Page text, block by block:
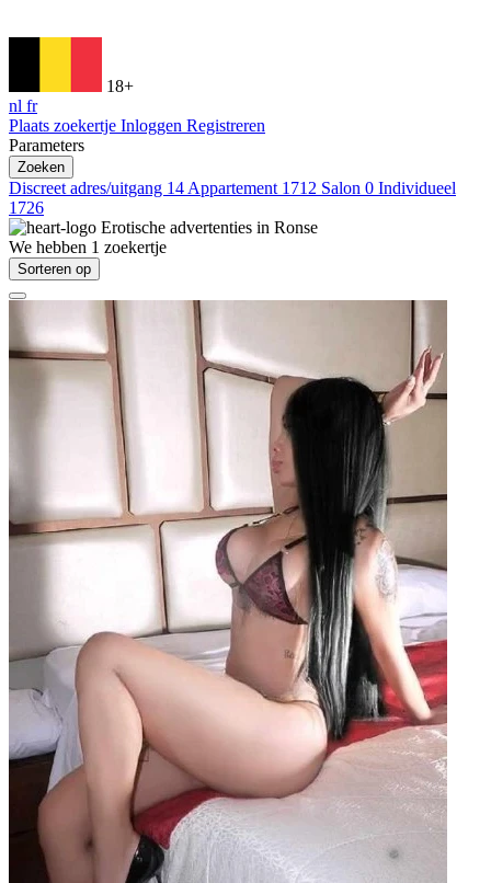
18+
nl fr
Plaats zoekertje Inloggen Registreren
Parameters
Zoeken
Discreet adres/uitgang 14 Appartement 1712 Salon 0 Individueel
1726
Erotische advertenties in Ronse
We hebben 1 zoekertje
Sorteren op